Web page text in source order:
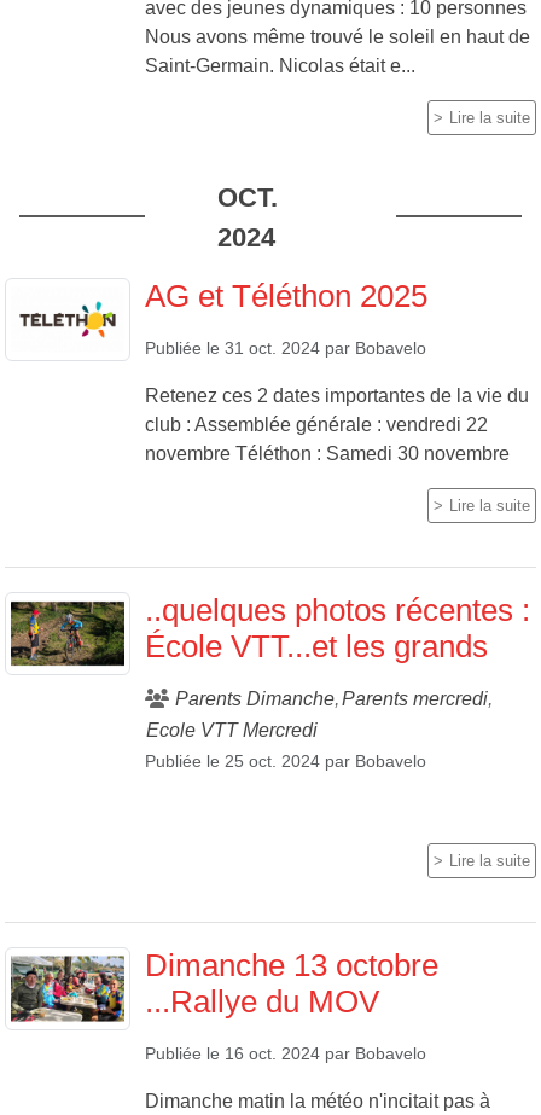
avec des jeunes dynamiques : 10 personnes
Nous avons même trouvé le soleil en haut de
Saint-Germain. Nicolas était e...
Lire la suite
OCT.
2024
AG et Téléthon 2025
Publiée le 31 oct. 2024 par Bobavelo
Retenez ces 2 dates importantes de la vie du
club : Assemblée générale : vendredi 22
novembre Téléthon : Samedi 30 novembre
Lire la suite
..quelques photos récentes :
École VTT...et les grands
Parents Dimanche Parents mercredi
Ecole VTT Mercredi
Publiée le 25 oct. 2024 par Bobavelo
Lire la suite
Dimanche 13 octobre
...Rallye du MOV
Publiée le 16 oct. 2024 par Bobavelo
Dimanche matin la météo n'incitait pas à